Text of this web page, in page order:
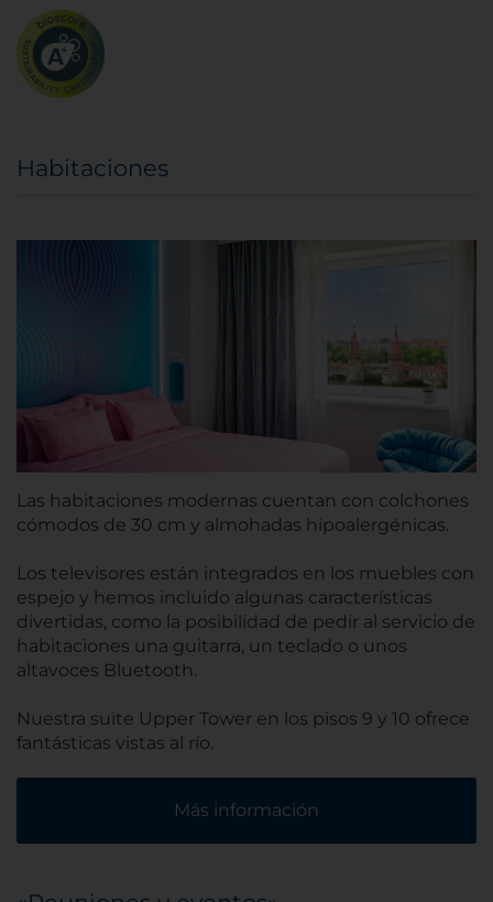
Habitaciones
Las habitaciones modernas cuentan con colchones
cómodos de 30 cm y almohadas hipoalergénicas.
Los televisores están integrados en los muebles con
espejo y hemos incluido algunas características
divertidas, como la posibilidad de pedir al servicio de
habitaciones una guitarra, un teclado o unos
altavoces Bluetooth.
Nuestra suite Upper Tower en los pisos 9 y 10 ofrece
fantásticas vistas al río.
Más información